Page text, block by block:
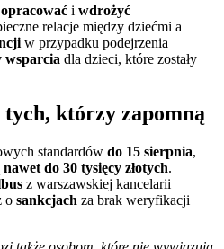
opracować i wdrożyć
relacje między dziećmi a
w przypadku podejrzenia
wsparcia dla dzieci, które zostały
którzy zapomną
standardów do 15 sierpnia,
nawet do 30 tysięcy złotych.
z warszawskiej kancelarii
o sankcjach za brak weryfikacji